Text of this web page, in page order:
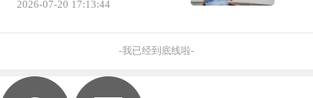
2026-07-20 17:13:44
-我已经到底线啦-